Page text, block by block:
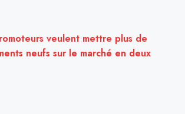
veulent mettre plus de
neufs sur le marché en deux